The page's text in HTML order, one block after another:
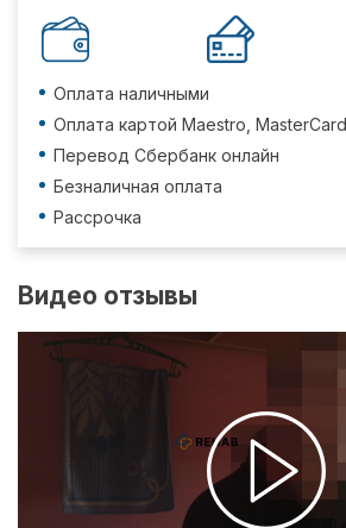
Оплата наличными
Оплата картой Maestro,
Перевод Сбербанк онлайн
Безналичная оплата
Рассрочка
Видео отзывы